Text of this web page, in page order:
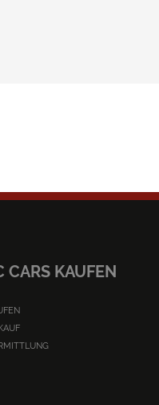
CARS KAUFEN